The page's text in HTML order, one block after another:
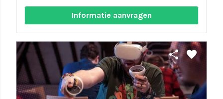
Informatie aanvragen
share favorite